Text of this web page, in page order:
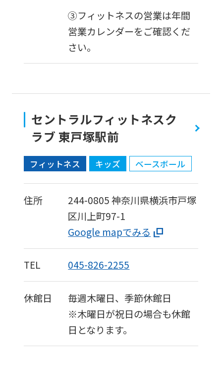
③フィットネスの営業は年間
営業カレンダーをご確認くだ
さい。
セントラルフィットネスク
ラブ 東戸塚駅前
フィットネス キッズ ベースボール
住所 244-0805神奈川県横浜市戸塚
区川上町97-1
Google mapでみる
TEL 045-826-2255
休館日
毎週木曜日、季節休館日
※木曜日が祝日の場合も休館
日となります。